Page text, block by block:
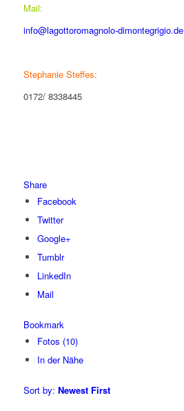
Mail:
info@lagottoromagnolo-dimontegrigio.de
Stephanie Steffes:
0172/ 8338445
Share
Facebook
Twitter
Google+
Tumblr
LinkedIn
Mail
Bookmark
Fotos (10)
In der Nähe
Sort by: Newest First